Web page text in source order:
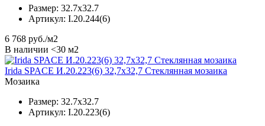
Размер: 32.7x32.7
Артикул: I.20.244(6)
6 768 руб./м2
В наличии <30 м2
Irida SPACE И.20.223(6) 32,7x32,7 Стеклянная мозаика
Мозаика
Размер: 32.7x32.7
Артикул: I.20.223(6)